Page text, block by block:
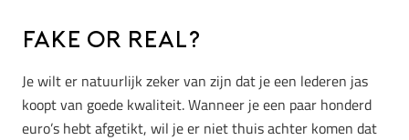
Fake or real?
Je wilt er natuurlijk zeker van zijn dat je een lederen jas
koopt van goede kwaliteit. Wanneer je een paar honderd
euro’s hebt afgetikt, wil je er niet thuis achter komen dat